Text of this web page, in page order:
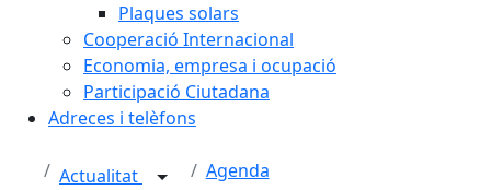
Plaques solars
Cooperació Internacional
Economia, empresa i ocupació
Participació Ciutadana
Adreces i telèfons
Actualitat Agenda